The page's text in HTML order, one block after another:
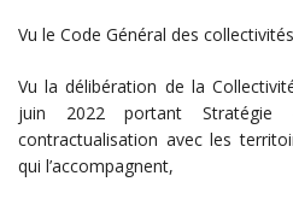
Vu le Code Général des
Vu la délibération de la
juin 2022 portant Stratégie
contractualisation avec les
qui l’accompagnent,